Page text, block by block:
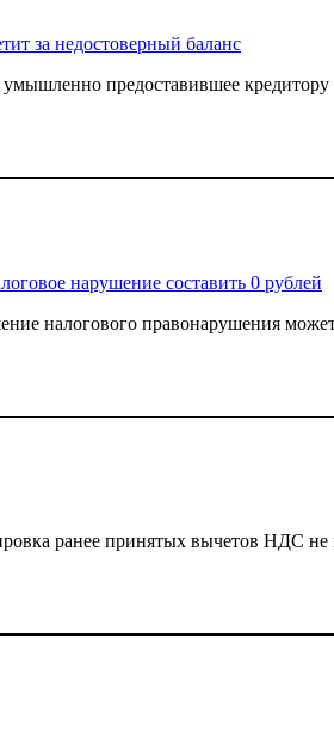
за недостоверный баланс
предоставившее
нарушение составить 0 рублей
налогового правонарушения
ранее принятых вычетов НДС